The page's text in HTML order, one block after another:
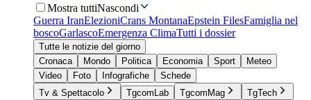
Mostra tuttiNascondi
Guerra IranElezioniCrans MontanaEpstein FilesFamiglia nel
boscoGarlascoEmergenza ClimaTutti i dossier
Tutte le notizie del giorno
Cronaca
Mondo Politica Economia Sport
Meteo
Video
Foto Infografiche
Schede
Tv & Spettacolo
TgcomLab TgcomMag
TgTech